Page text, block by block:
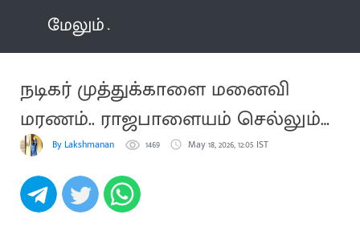
மேலும்
நடிகர் முத்துக்காளை மனைவி
மரணம்.. ராஜபாளையம் செல்லும்
உடல்By Lakshmanan 1469 May 18, 2026, 12:05 IST